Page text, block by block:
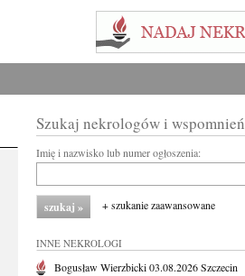
Szukaj nekrologów i wspomnień
Imię i nazwisko lub numer ogłoszenia:
+ szukanie zaawansowane
INNE NEKROLOGI
Bogusław Wierzbicki03.08.2026Szczecin